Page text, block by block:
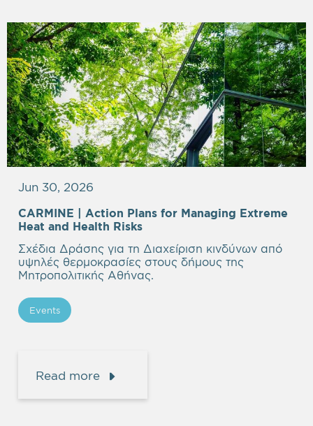
Jun 30, 2026
CARMINE | Action Plans for Managing Extreme
Heat and Health Risks
Σχέδια Δράσης για τη Διαχείριση κινδύνων από
υψηλές θερμοκρασίες στους δήμους της
Μητροπολιτικής Αθήνας.
Events
Read more